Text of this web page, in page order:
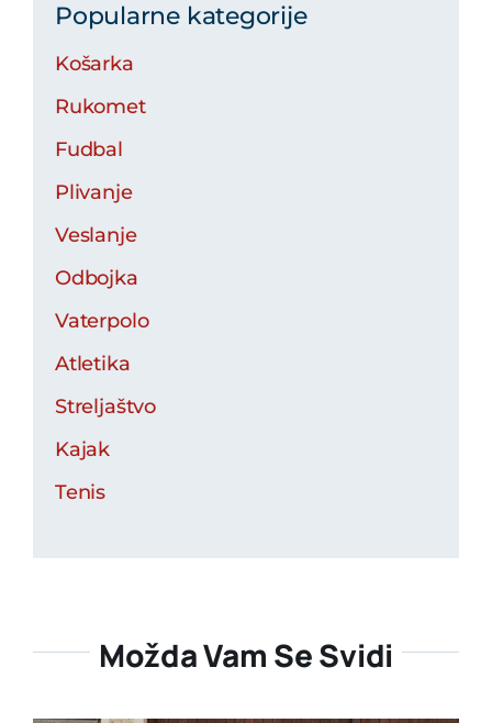
Popularne kategorije
Košarka
Rukomet
Fudbal
Plivanje
Veslanje
Odbojka
Vaterpolo
Atletika
Streljaštvo
Kajak
Tenis
Možda Vam Se Svidi